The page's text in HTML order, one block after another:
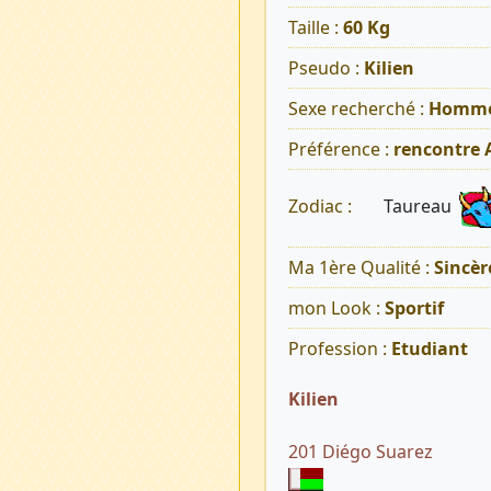
Taille : 60 Kg
Pseudo : Kilien
Sexe recherché :
Préférence : rencontre
Zodiac : Taureau
Ma 1ère Qualité :
mon Look : Sportif
Profession : Etudiant
Kilien
201 Diégo Suarez